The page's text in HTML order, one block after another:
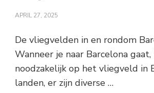
APRIL 27, 2025
De vliegvelden in en rondom
Wanneer je naar Barcelona
noodzakelijk op het vliegveld in
landen, er zijn diverse …